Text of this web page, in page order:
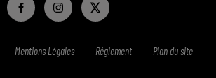
Mentions Légales Réglement Plan du site